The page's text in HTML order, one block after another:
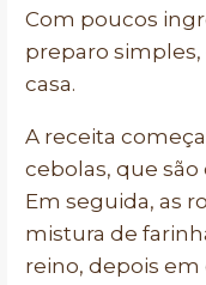
Com poucos
preparo simples,
casa.
A receita
cebolas, que
Em seguida, as
mistura de
reino, depois em